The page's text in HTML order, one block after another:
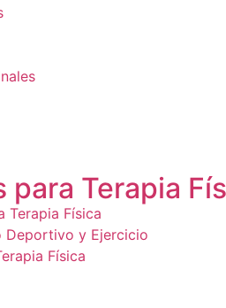
para Terapia
Terapia Física
Deportivo y Ejercicio
Física